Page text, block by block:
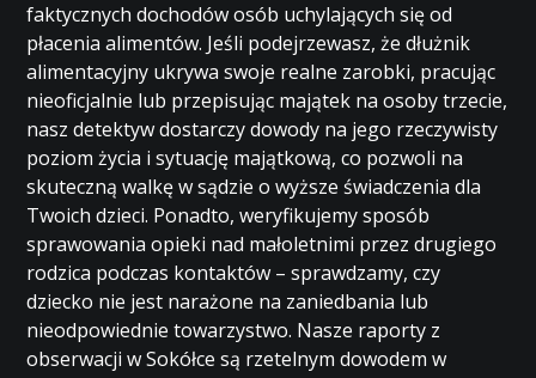
faktycznych dochodów osób uchylających się od
płacenia alimentów. Jeśli podejrzewasz, że dłużnik
alimentacyjny ukrywa swoje realne zarobki, pracując
nieoficjalnie lub przepisując majątek na osoby trzecie,
nasz detektyw dostarczy dowody na jego rzeczywisty
poziom życia i sytuację majątkową, co pozwoli na
skuteczną walkę w sądzie o wyższe świadczenia dla
Twoich dzieci. Ponadto, weryfikujemy sposób
sprawowania opieki nad małoletnimi przez drugiego
rodzica podczas kontaktów – sprawdzamy, czy
dziecko nie jest narażone na zaniedbania lub
nieodpowiednie towarzystwo. Nasze raporty z
obserwacji w Sokółce są rzetelnym dowodem w